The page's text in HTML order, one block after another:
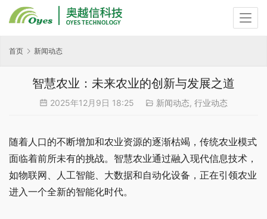
首页 新闻动态
智慧农业：未来农业的创新与发展之道
2025年12月9日 18:25 新闻动态, 行业动态
随着人口的不断增加和农业资源的逐渐枯竭，传统农业模式
面临着前所未有的挑战。智慧农业通过融入现代信息技术，
如物联网、人工智能、大数据和自动化设备，正在引领农业
进入一个全新的智能化时代。